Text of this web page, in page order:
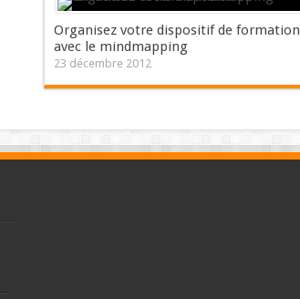
Organisez votre dispositif de formation
avec le mindmapping
23 décembre 2012